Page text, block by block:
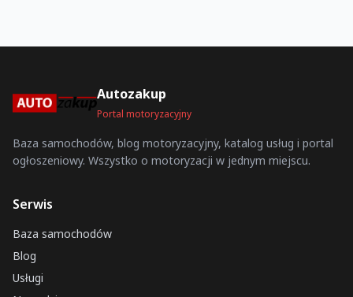
Autozakup
Portal motoryzacyjny
Baza samochodów, blog motoryzacyjny, katalog usług i portal
ogłoszeniowy. Wszystko o motoryzacji w jednym miejscu.
Serwis
Baza samochodów
Blog
Usługi